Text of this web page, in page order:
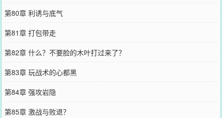
第80章 利诱与底气
第81章 打包带走
第82章 什么？不要脸的木叶打过来了？
第83章 玩战术的心都黑
第84章 强攻岩隐
第85章 激战与败退？